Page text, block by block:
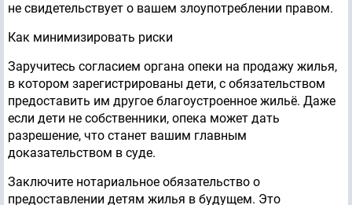
не свидетельствует о вашем злоупотреблении правом.
Как минимизировать риски
Заручитесь согласием органа опеки на продажу жилья,
в котором зарегистрированы дети, с обязательством
предоставить им другое благоустроенное жильё. Даже
если дети не собственники, опека может дать
разрешение, что станет вашим главным
доказательством в суде.
Заключите нотариальное обязательство о
предоставлении детям жилья в будущем. Это